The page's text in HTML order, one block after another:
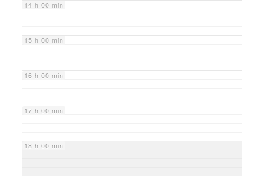
14 h 00 min
15 h 00 min
16 h 00 min
17 h 00 min
18 h 00 min